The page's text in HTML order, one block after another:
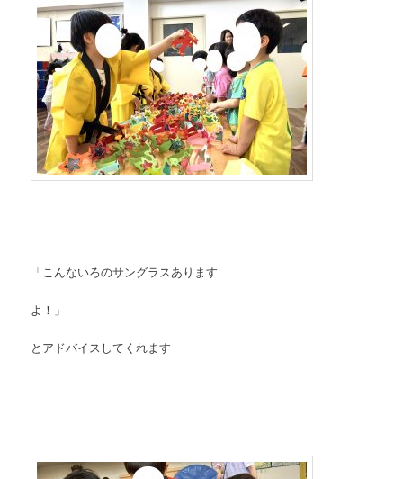
「こんないろのサングラスあります
よ！」
とアドバイスしてくれます